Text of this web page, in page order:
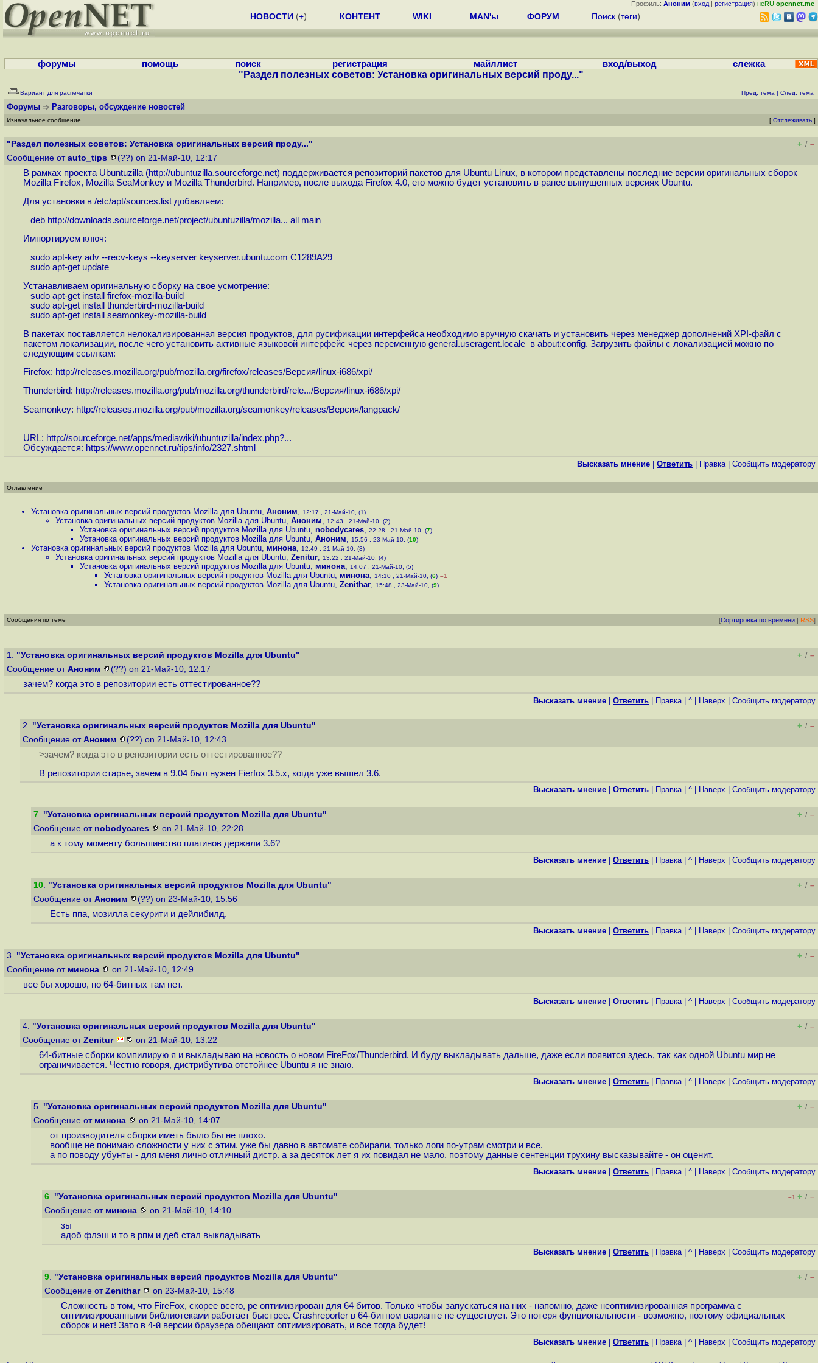
Профиль: Аноним (вход | регистрация) неRU opennet.me
НОВОСТИ (+) КОНТЕНТ WIKI MAN'ы ФОРУМ Поиск (теги)
форумы помощь поиск регистрация майллист вход/выход слежка
"Раздел полезных советов: Установка оригинальных версий проду..."
Вариант для распечатки Пред. тема | След. тема
Форумы Разговоры, обсуждение новостей
Изначальное сообщение [ Отслеживать ]
"Раздел полезных советов: Установка оригинальных версий проду..." + / –
Сообщение от auto_tips (??) on 21-Май-10, 12:17
В рамках проекта Ubuntuzilla (http://ubuntuzilla.sourceforge.net) поддерживается репозиторий пакетов для Ubuntu Linux, в котором представлены последние версии оригинальных сборок
Mozilla Firefox, Mozilla SeaMonkey и Mozilla Thunderbird. Например, после выхода Firefox 4.0, его можно будет установить в ранее выпущенных версиях Ubuntu.
Для установки в /etc/apt/sources.list добавляем:
deb http://downloads.sourceforge.net/project/ubuntuzilla/mozilla... all main
Импортируем ключ:
sudo apt-key adv --recv-keys --keyserver keyserver.ubuntu.com C1289A29
sudo apt-get update
Устанавливаем оригинальную сборку на свое усмотрение:
sudo apt-get install firefox-mozilla-build
sudo apt-get install thunderbird-mozilla-build
sudo apt-get install seamonkey-mozilla-build
В пакетах поставляется нелокализированная версия продуктов, для русификации интерфейса необходимо вручную скачать и установить через менеджер дополнений XPI-файл с
пакетом локализации, после чего установить активные языковой интерфейс через переменную general.useragent.locale в about:config. Загрузить файлы с локализацией можно по
следующим ссылкам:
Firefox: http://releases.mozilla.org/pub/mozilla.org/firefox/releases/Версия/linux-i686/xpi/
Thunderbird: http://releases.mozilla.org/pub/mozilla.org/thunderbird/rele.../Версия/linux-i686/xpi/
Seamonkey: http://releases.mozilla.org/pub/mozilla.org/seamonkey/releases/Версия/langpack/
URL: http://sourceforge.net/apps/mediawiki/ubuntuzilla/index.php?...
Обсуждается: https://www.opennet.ru/tips/info/2327.shtml
Высказать мнение Ответить Правка| Cообщить модератору
Оглавление
Установка оригинальных версий продуктов Mozilla для Ubuntu, Аноним, 12:17 , 21-Май-10, (1)
Установка оригинальных версий продуктов Mozilla для Ubuntu, Аноним, 12:43 , 21-Май-10, (2)
Установка оригинальных версий продуктов Mozilla для Ubuntu, nobodycares, 22:28 , 21-Май-10, (7)
Установка оригинальных версий продуктов Mozilla для Ubuntu, Аноним, 15:56 , 23-Май-10, (10)
Установка оригинальных версий продуктов Mozilla для Ubuntu, минона, 12:49 , 21-Май-10, (3)
Установка оригинальных версий продуктов Mozilla для Ubuntu, Zenitur, 13:22 , 21-Май-10, (4)
Установка оригинальных версий продуктов Mozilla для Ubuntu, минона, 14:07 , 21-Май-10, (5)
Установка оригинальных версий продуктов Mozilla для Ubuntu, минона, 14:10 , 21-Май-10, (6) –1
Установка оригинальных версий продуктов Mozilla для Ubuntu, Zenithar, 15:48 , 23-Май-10, (9)
Сообщения по теме [Сортировка по времени | RSS]
1. "Установка оригинальных версий продуктов Mozilla для Ubuntu" + / –
Сообщение от Аноним (??) on 21-Май-10, 12:17
зачем? когда это в репозитории есть оттестированное??
Высказать мнение Ответить Правка| ^ Наверх Cообщить модератору
2. "Установка оригинальных версий продуктов Mozilla для Ubuntu" + / –
Сообщение от Аноним (??) on 21-Май-10, 12:43
>зачем? когда это в репозитории есть оттестированное??
В репозитории старье, зачем в 9.04 был нужен Fierfox 3.5.x, когда уже вышел 3.6.
Высказать мнение Ответить Правка| ^ Наверх Cообщить модератору
7. "Установка оригинальных версий продуктов Mozilla для Ubuntu" + / –
Сообщение от nobodycares on 21-Май-10, 22:28
а к тому моменту большинство плагинов держали 3.6?
Высказать мнение Ответить Правка| ^ Наверх Cообщить модератору
10. "Установка оригинальных версий продуктов Mozilla для Ubuntu" + / –
Сообщение от Аноним (??) on 23-Май-10, 15:56
Есть ппа, мозилла секурити и дейлибилд.
Высказать мнение Ответить Правка| ^ Наверх Cообщить модератору
3. "Установка оригинальных версий продуктов Mozilla для Ubuntu" + / –
Сообщение от минона on 21-Май-10, 12:49
все бы хорошо, но 64-битных там нет.
Высказать мнение Ответить Правка| ^ Наверх Cообщить модератору
4. "Установка оригинальных версий продуктов Mozilla для Ubuntu" + / –
Сообщение от Zenitur on 21-Май-10, 13:22
64-битные сборки компилирую я и выкладываю на новость о новом FireFox/Thunderbird. И буду выкладывать дальше, даже если появится здесь, так как одной Ubuntu мир не
ограничивается. Честно говоря, дистрибутива отстойнее Ubuntu я не знаю.
Высказать мнение Ответить Правка| ^ Наверх Cообщить модератору
5. "Установка оригинальных версий продуктов Mozilla для Ubuntu" + / –
Сообщение от минона on 21-Май-10, 14:07
от производителя сборки иметь было бы не плохо.
вообще не понимаю сложности у них с этим. уже бы давно в автомате собирали, только логи по-утрам смотри и все.
а по поводу убунты - для меня лично отличный дистр. а за десяток лет я их повидал не мало. поэтому данные сентенции трухину высказывайте - он оценит.
Высказать мнение Ответить Правка| ^ Наверх Cообщить модератору
6. "Установка оригинальных версий продуктов Mozilla для Ubuntu" –1 + / –
Сообщение от минона on 21-Май-10, 14:10
зы
адоб флэш и то в рпм и деб стал выкладывать
Высказать мнение Ответить Правка| ^ Наверх Cообщить модератору
9. "Установка оригинальных версий продуктов Mozilla для Ubuntu" + / –
Сообщение от Zenithar on 23-Май-10, 15:48
Сложность в том, что FireFox, скорее всего, ре оптимизирован для 64 битов. Только чтобы запускаться на них - напомню, даже неоптимизированная программа с
оптимизированными библиотеками работает быстрее. Crashreporter в 64-битном варианте не существует. Это потеря фунциональности - возможно, поэтому официальных
сборок и нет! Зато в 4-й версии браузера обещают оптимизировать, и все тогда будет!
Высказать мнение Ответить Правка| ^ Наверх Cообщить модератору